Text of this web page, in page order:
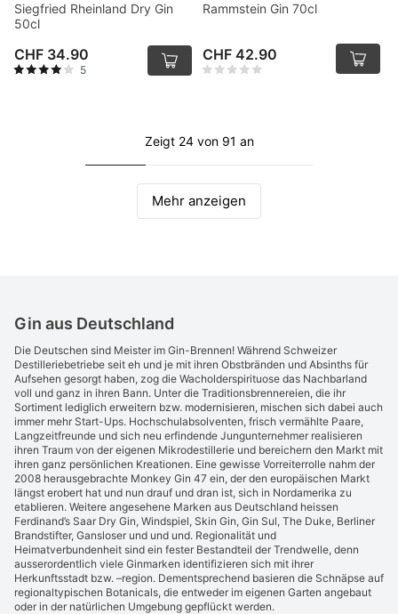
Siegfried Rheinland Dry Gin
50cl
CHF 34.90
5
Rammstein Gin 70cl
CHF 42.90
Zeigt 24 von 91 an
Mehr anzeigen
Gin aus Deutschland
Die Deutschen sind Meister im Gin-Brennen! Während Schweizer
Destilleriebetriebe seit eh und je mit ihren Obstbränden und Absinths für
Aufsehen gesorgt haben, zog die Wacholderspirituose das Nachbarland
voll und ganz in ihren Bann. Unter die Traditionsbrennereien, die ihr
Sortiment lediglich erweitern bzw. modernisieren, mischen sich dabei auch
immer mehr Start-Ups. Hochschulabsolventen, frisch vermählte Paare,
Langzeitfreunde und sich neu erfindende Jungunternehmer realisieren
ihren Traum von der eigenen Mikrodestillerie und bereichern den Markt mit
ihren ganz persönlichen Kreationen. Eine gewisse Vorreiterrolle nahm der
2008 herausgebrachte Monkey Gin 47 ein, der den europäischen Markt
längst erobert hat und nun drauf und dran ist, sich in Nordamerika zu
etablieren. Weitere angesehene Marken aus Deutschland heissen
Ferdinand’s Saar Dry Gin, Windspiel, Skin Gin, Gin Sul, The Duke, Berliner
Brandstifter, Gansloser und und und. Regionalität und
Heimatverbundenheit sind ein fester Bestandteil der Trendwelle, denn
ausserordentlich viele Ginmarken identifizieren sich mit ihrer
Herkunftsstadt bzw. –region. Dementsprechend basieren die Schnäpse auf
regionaltypischen Botanicals, die entweder im eigenen Garten angebaut
oder in der natürlichen Umgebung gepflückt werden.